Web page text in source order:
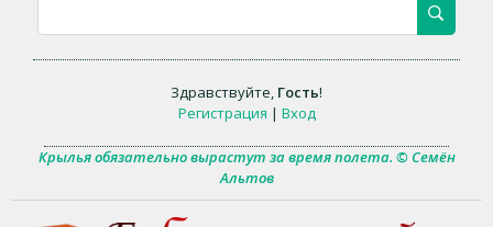
Здравствуйте, Гость!
Регистрация | Вход
Крылья обязательно вырастут за время полета. © Семён
Альтов